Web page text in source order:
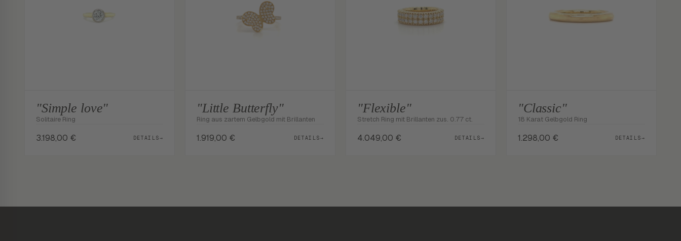
"Simple love"
Solitaire Ring
3.198,00 € DETAILS→
"Little Butterfly"
Ring aus zartem Gelbgold mit Brillanten
1.919,00 € DETAILS→
"Flexible"
Stretch Ring mit Brillanten zus. 0.77 ct.
4.049,00 € DETAILS→
"Classic"
18 Karat Gelbgold Ring
1.298,00 € DETAILS→